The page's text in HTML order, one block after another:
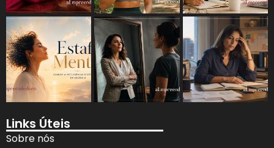
Links Úteis
Sobre nós